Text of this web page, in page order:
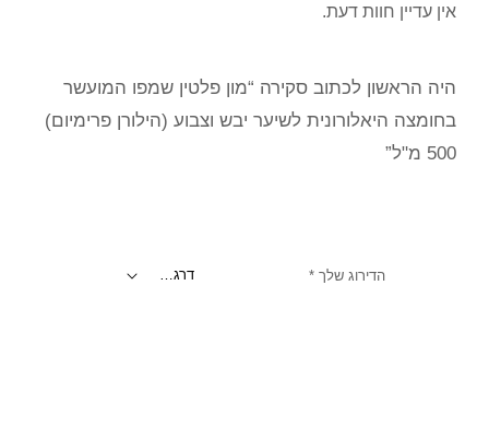
אין עדיין חוות דעת.
היה הראשון לכתוב סקירה “מון פלטין שמפו המועשר
בחומצה היאלורונית לשיער יבש וצבוע (הילורן פרימיום)
500 מ"ל”
הדירוג שלך *